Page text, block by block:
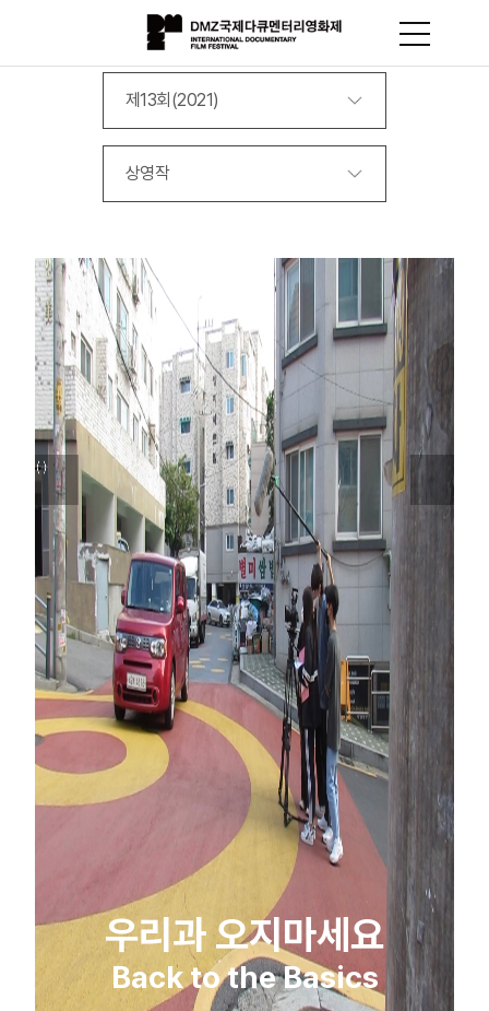
제13회(2021)
상영작
우리과 오지마세요
Back to the Basics